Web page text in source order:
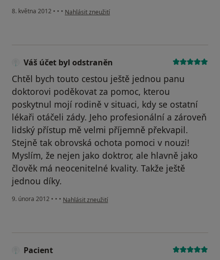
8. května 2012 • • • podle názoru uživatele Váš účet byl odstraněn
Nahlásit zneužití
Váš účet byl odstraněn
Chtěl bych touto cestou ještě jednou panu
doktorovi poděkovat za pomoc, kterou
poskytnul mojí rodině v situaci, kdy se ostatní
lékaři otáčeli zády. Jeho profesionální a zároveň
lidský přístup mě velmi příjemně překvapil.
Stejně tak obrovská ochota pomoci v nouzi!
Myslím, že nejen jako doktror, ale hlavně jako
člověk má neocenitelné kvality. Takže ještě
jednou díky.
9. února 2012 • • • podle názoru uživatele Váš účet byl odstraněn
Nahlásit zneužití
Pacient